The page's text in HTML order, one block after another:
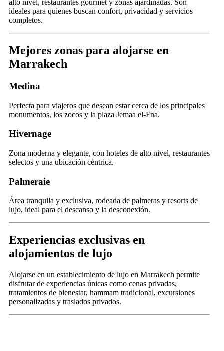
alto nivel, restaurantes gourmet y zonas ajardinadas. Son
ideales para quienes buscan confort, privacidad y servicios
completos.
Mejores zonas para alojarse en
Marrakech
Medina
Perfecta para viajeros que desean estar cerca de los principales
monumentos, los zocos y la plaza Jemaa el-Fna.
Hivernage
Zona moderna y elegante, con hoteles de alto nivel, restaurantes
selectos y una ubicación céntrica.
Palmeraie
Área tranquila y exclusiva, rodeada de palmeras y resorts de
lujo, ideal para el descanso y la desconexión.
Experiencias exclusivas en
alojamientos de lujo
Alojarse en un establecimiento de lujo en Marrakech permite
disfrutar de experiencias únicas como cenas privadas,
tratamientos de bienestar, hammam tradicional, excursiones
personalizadas y traslados privados.